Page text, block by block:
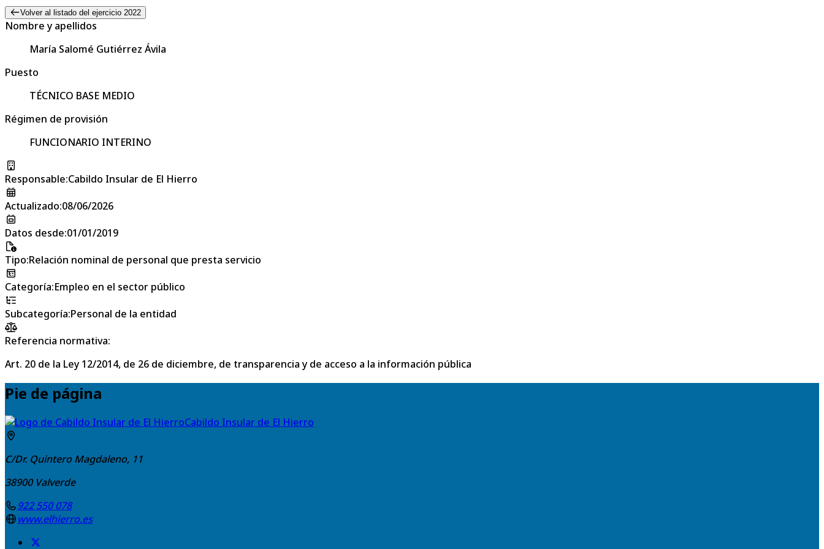
Volver al listado del ejercicio 2022
Nombre y apellidos
María Salomé Gutiérrez Ávila
Puesto
TÉCNICO BASE MEDIO
Régimen de provisión
FUNCIONARIO INTERINO
Responsable:Cabildo Insular de El Hierro
Actualizado:08/06/2026
Datos desde:01/01/2019
Tipo:Relación nominal de personal que presta servicio
Categoría:Empleo en el sector público
Subcategoría:Personal de la entidad
Referencia normativa:
Art. 20 de la Ley 12/2014, de 26 de diciembre, de transparencia y de acceso a la información pública
Pie de página
Cabildo Insular de El Hierro
C/Dr. Quintero Magdaleno, 11
38900 Valverde
922 550 078
www.elhierro.es